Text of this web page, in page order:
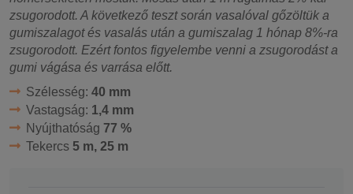
zsugorodott. A következő teszt során vasalóval gőzöltük a
gumiszalagot és vasalás után a gumiszalag 1 hónap 8%-ra
zsugorodott. Ezért fontos figyelembe venni a zsugorodást a
gumi vágása és varrása előtt.
Szélesség: 40 mm
Vastagság: 1,4 mm
Nyújthatóság 77 %
Tekercs 5 m, 25 m